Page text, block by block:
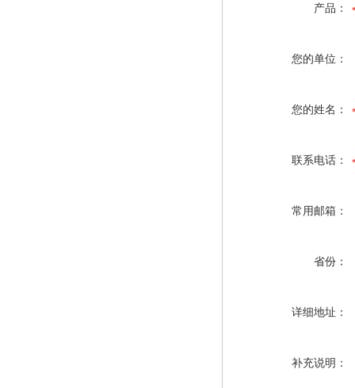
产品：
您的单位：
您的姓名：
联系电话：
常用邮箱：
省份：
详细地址：
补充说明：